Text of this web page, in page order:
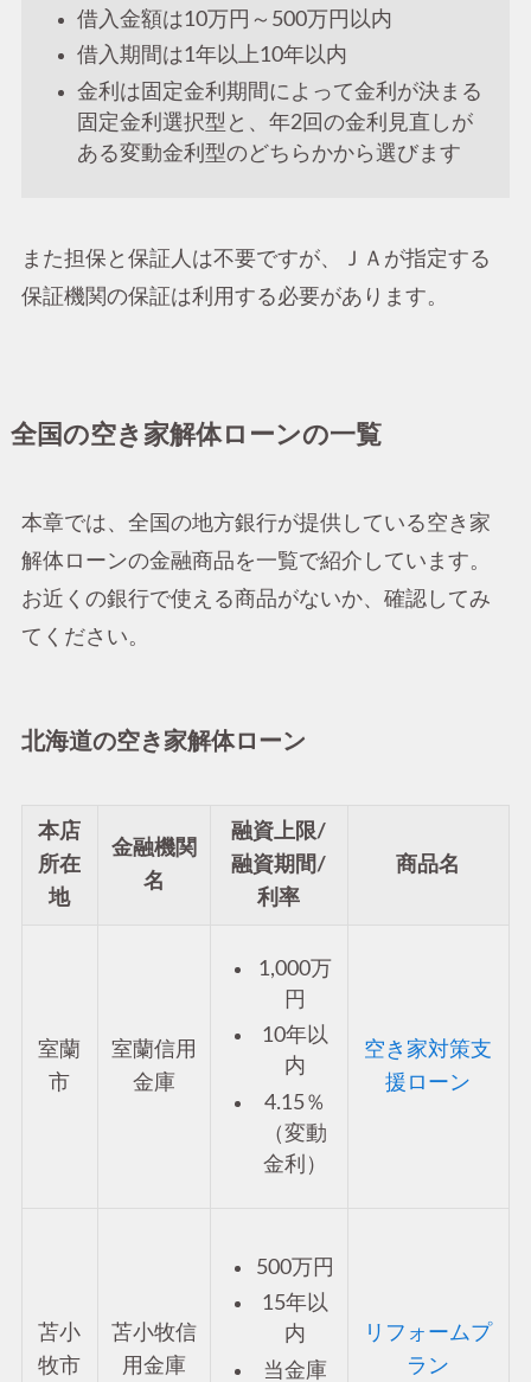
借入金額は10万円～500万円以内
借入期間は1年以上10年以内
金利は固定金利期間によって金利が決まる
固定金利選択型と、年2回の金利見直しが
ある変動金利型のどちらかから選びます
また担保と保証人は不要ですが、ＪＡが指定する
保証機関の保証は利用する必要があります。
全国の空き家解体ローンの一覧
本章では、全国の地方銀行が提供している空き家
解体ローンの金融商品を一覧で紹介しています。
お近くの銀行で使える商品がないか、確認してみ
てください。
北海道の空き家解体ローン
本店
所在
地
金融機関
名
融資上限/
融資期間/
利率
商品名
室蘭
市
室蘭信用
金庫
1,000万
円
10年以
内
4.15％
（変動
金利）
空き家対策支
援ローン
苫小
牧市
苫小牧信
用金庫
500万円
15年以
内
当金庫
リフォームプ
ラン